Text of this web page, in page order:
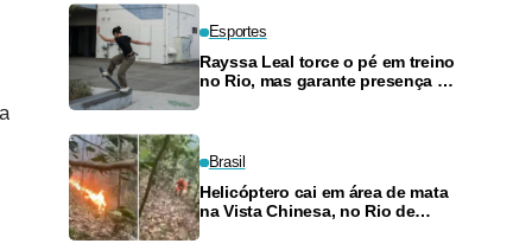
Esportes
Rayssa Leal torce o pé em treino
no Rio, mas garante presença no
Brasil
Helicóptero cai em área de mata
na Vista Chinesa, no Rio de